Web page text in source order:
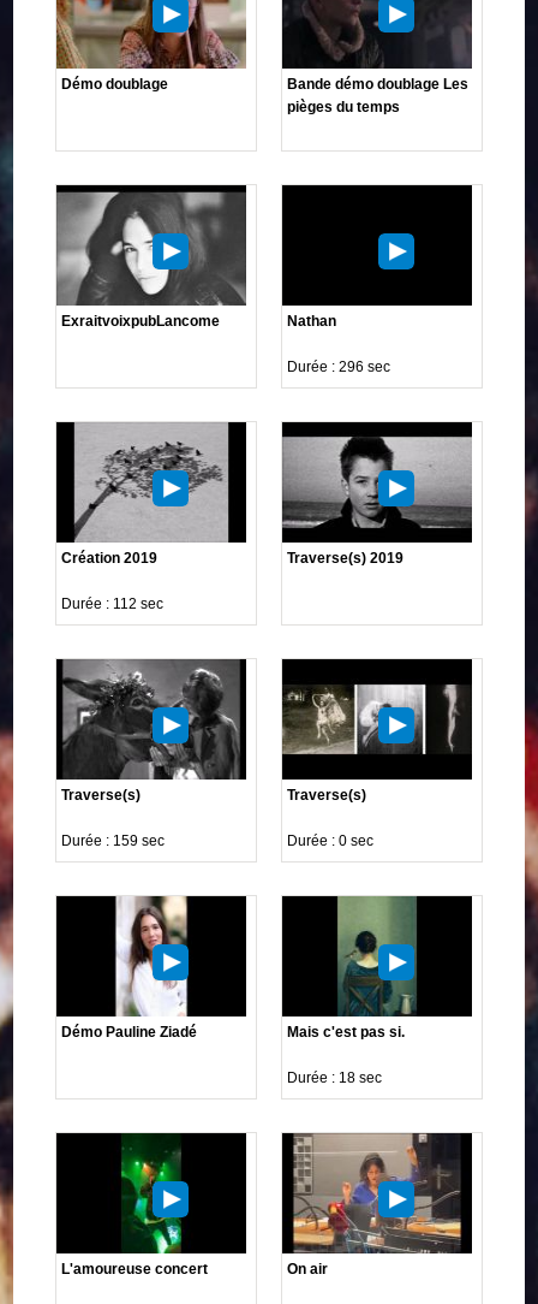
Démo doublage
Bande démo doublage Les
pièges du temps
ExraitvoixpubLancome Nathan
Durée : 296 sec
Création 2019
Durée : 112 sec
Traverse(s) 2019
Traverse(s)
Durée : 159 sec
Traverse(s)
Durée : 0 sec
Démo Pauline Ziadé Mais c'est pas si.
Durée : 18 sec
L'amoureuse concert On air